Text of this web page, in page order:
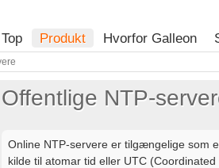
Top Produkt Hvorfor Galleon
Offentlige NTP-
Online NTP-servere er tilgængelige som
kilde til atomar tid eller UTC (Coordinated